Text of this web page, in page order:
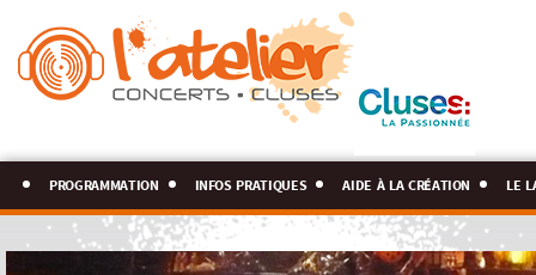
programmation infos pratiques aide à la création le